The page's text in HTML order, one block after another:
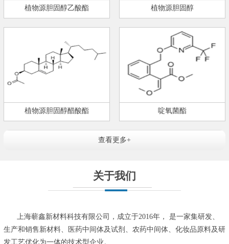
植物源胆固醇乙酸酯 植物源胆固醇
植物源胆固醇醋酸酯 啶氧菌酯
查看更多+
关于我们
上海蕲鑫新材料科技有限公司，成立于2016年， 是一家集研发、
生产和销售新材料、医药中间体及试剂、农药中间体、化妆品原料及研
发工艺优化为一体的技术型企业。